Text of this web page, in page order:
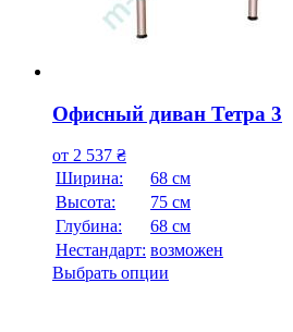
Офисный диван Тетра 3
от 2 537 ₴
Ширина:
68 см
Высота:
75 см
Глубина:
68 см
Нестандарт: возможен
Выбрать опции